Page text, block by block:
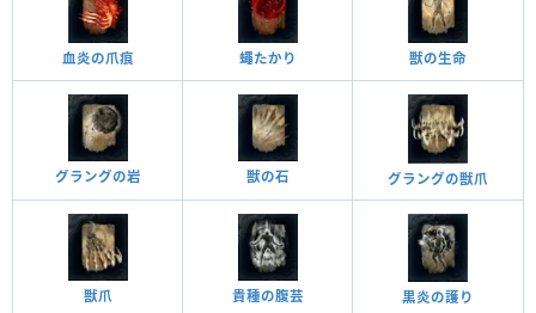
血炎の爪痕 蠅たかり 獣の生命
グラングの岩 獣の石 グラングの獣爪
獣爪 貴種の腹芸 黒炎の護り